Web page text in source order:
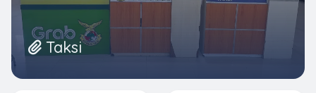
Taksi